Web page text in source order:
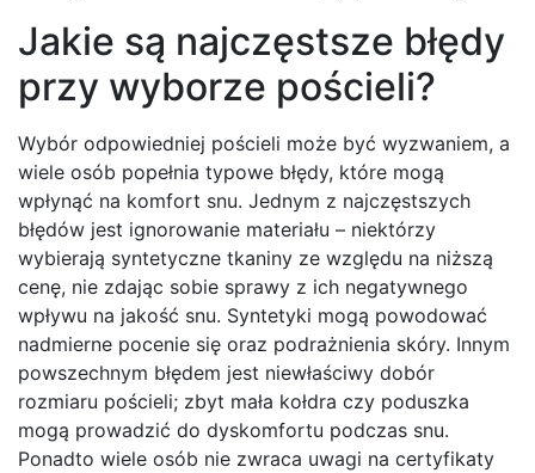
Jakie są najczęstsze błędy
przy wyborze pościeli?
Wybór odpowiedniej pościeli może być wyzwaniem, a
wiele osób popełnia typowe błędy, które mogą
wpłynąć na komfort snu. Jednym z najczęstszych
błędów jest ignorowanie materiału – niektórzy
wybierają syntetyczne tkaniny ze względu na niższą
cenę, nie zdając sobie sprawy z ich negatywnego
wpływu na jakość snu. Syntetyki mogą powodować
nadmierne pocenie się oraz podrażnienia skóry. Innym
powszechnym błędem jest niewłaściwy dobór
rozmiaru pościeli; zbyt mała kołdra czy poduszka
mogą prowadzić do dyskomfortu podczas snu.
Ponadto wiele osób nie zwraca uwagi na certyfikaty